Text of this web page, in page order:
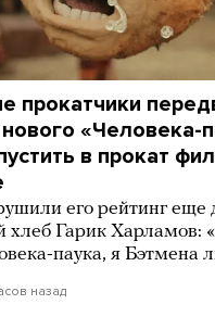
прокатчики
«Человека-
в прокат
его рейтинг еще
хлеб Гарик Харламов:
паука, я Бэтмена
назад